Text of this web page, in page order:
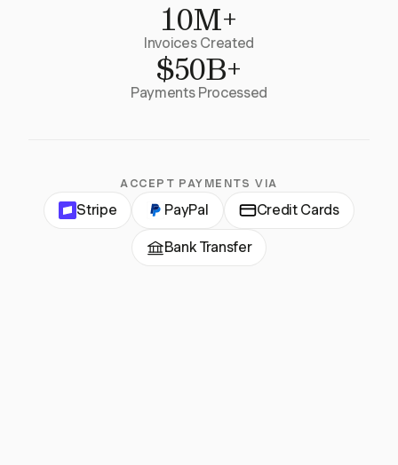
10M+
Invoices Created
$50B+
Payments Processed
ACCEPT PAYMENTS VIA
Stripe PayPal Credit Cards
Bank Transfer